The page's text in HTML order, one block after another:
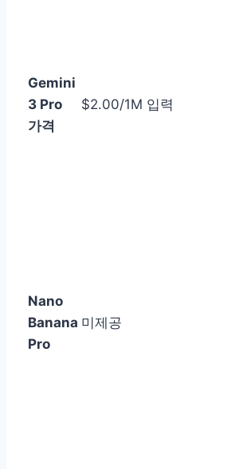
Gemini
3 Pro
가격
$2.00/1M 입력
Nano
Banana
Pro
미제공